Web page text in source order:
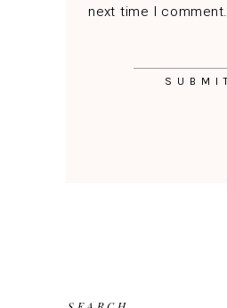
next time I comment.
Search